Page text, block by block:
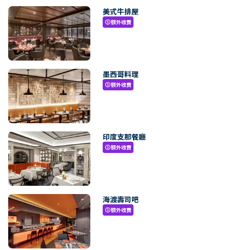
美式牛排屋
paid額外收費
墨西哥料理
paid額外收費
印度支那餐廳
paid額外收費
海渡壽司吧
paid額外收費